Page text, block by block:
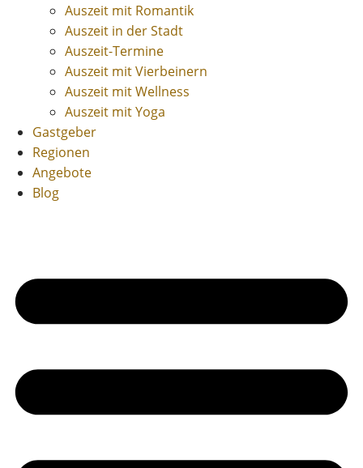
Auszeit mit Romantik
Auszeit in der Stadt
Auszeit-Termine
Auszeit mit Vierbeinern
Auszeit mit Wellness
Auszeit mit Yoga
Gastgeber
Regionen
Angebote
Blog